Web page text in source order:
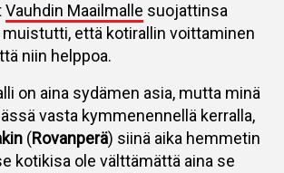
Vauhdin Maailmalle suojattinsa
että kotirallin voittaminen
niin helppoa.
on aina sydämen asia, mutta minä
vasta kymmenennellä kerralla,
(Rovanperä) siinä aika hemmetin
kotikisa ole välttämättä aina se